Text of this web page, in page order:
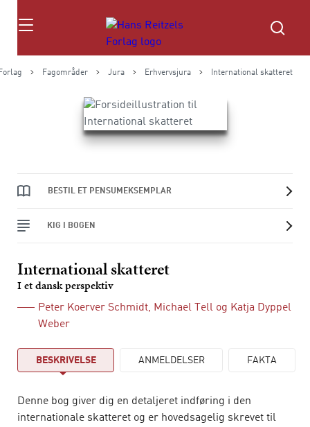
Søg
Fagområder Jura Erhvervsjura International skatteret
BESTIL ET PENSUMEKSEMPLAR
KIG I BOGEN
International skatteret
I et dansk perspektiv
Peter Koerver Schmidt, Michael Tell og Katja Dyppel
Weber
BESKRIVELSE ANMELDELSER FAKTA
Denne bog giver dig en detaljeret indføring i den
internationale skatteret og er hovedsagelig skrevet til